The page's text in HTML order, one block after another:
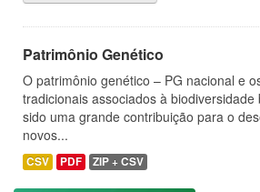
Patrimônio Genético
O patrimônio genético – PG nacional e
tradicionais associados à biodiversidade
sido uma grande contribuição para o
novos...
CSV PDF ZIP + CSV